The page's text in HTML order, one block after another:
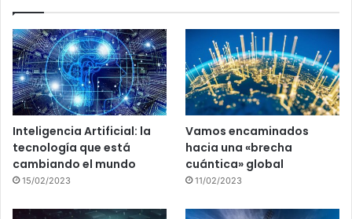
Inteligencia Artificial: la
tecnología que está
cambiando el mundo
15/02/2023
Vamos encaminados
hacia una «brecha
cuántica» global
11/02/2023